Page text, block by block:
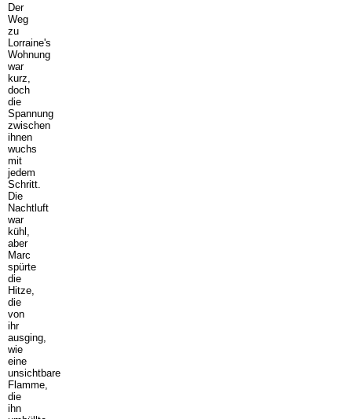
Der
Weg
zu
Lorraine's
Wohnung
war
kurz,
doch
die
Spannung
zwischen
ihnen
wuchs
mit
jedem
Schritt.
Die
Nachtluft
war
kühl,
aber
Marc
spürte
die
Hitze,
die
von
ihr
ausging,
wie
eine
unsichtbare
Flamme,
die
ihn